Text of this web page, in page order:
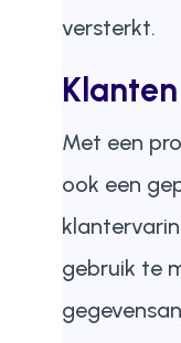
versterkt.
Met een
ook een
gebruik te